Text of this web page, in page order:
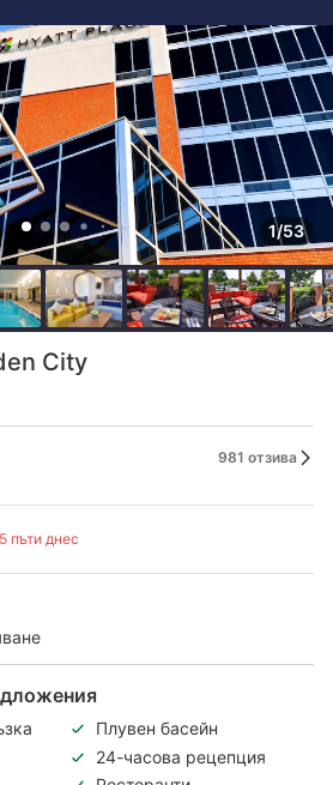
1/53
City
3 звезди
981 отзива
пъти днес
Плувен басейн
24-часова рецепция